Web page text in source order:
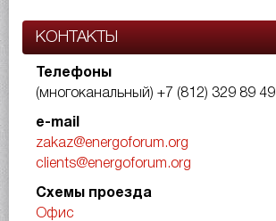
КОНТАКТЫ
Телефоны
(многоканальный) +7 (812) 329 89 49
e-mail
zakaz@energoforum.org
clients@energoforum.org
Схемы проезда
Офис